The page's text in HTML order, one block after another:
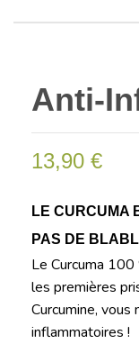
Anti-
13,90 €
LE CURCUMA
PAS DE
Le Curcuma
les premières
Curcumine, vous
inflammatoires !